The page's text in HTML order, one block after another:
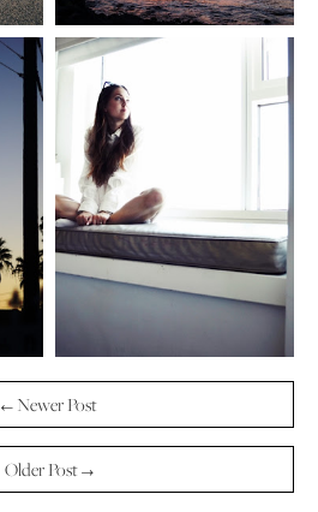
← Newer Post
Older Post →